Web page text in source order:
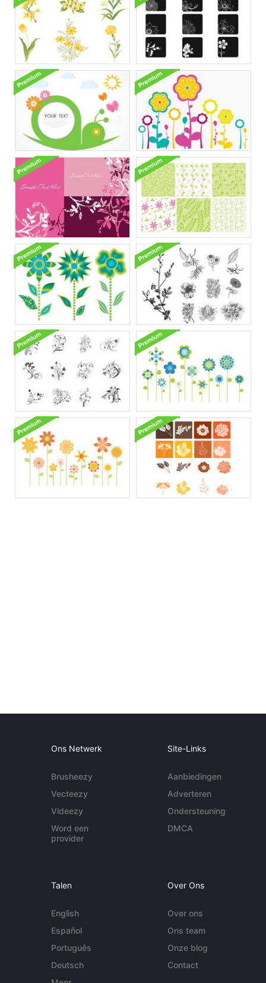
Ons Netwerk
Brusheezy
Vecteezy
Videezy
Word een
provider
Site-Links
Aanbiedingen
Adverteren
Ondersteuning
DMCA
Talen
English
Español
Português
Deutsch
Over Ons
Over ons
Ons team
Onze blog
Contact